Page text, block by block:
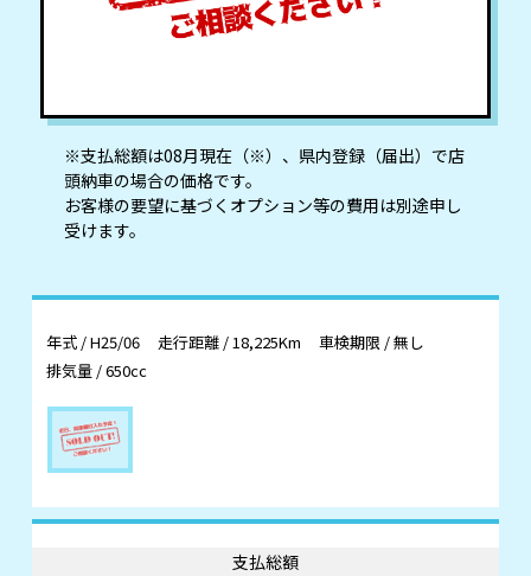
※⽀払総額は08⽉現在（※）、県内登録（届出）で店
頭納⾞の場合の価格です。
お客様の要望に基づくオプション等の費⽤は別途申し
受けます。
支払総額
年式 / H25/06 走行距離 / 18,225Km
車検期限 / 無し
排気量 / 650cc